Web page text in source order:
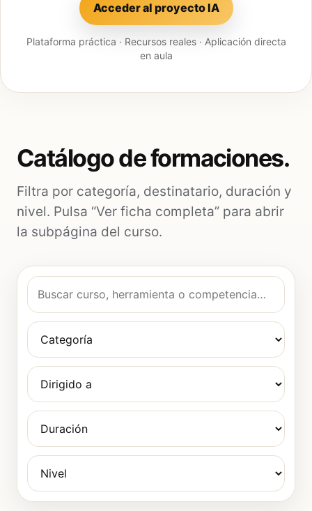
Acceder al proyecto IA
Plataforma práctica · Recursos reales · Aplicación directa
en aula
Catálogo de formaciones.
Filtra por categoría, destinatario, duración y
nivel. Pulsa “Ver ficha completa” para abrir
la subpágina del curso.